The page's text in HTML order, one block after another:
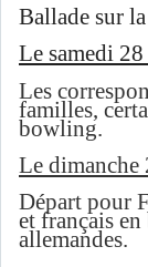
Ballade sur
Le samedi
Les
familles,
bowling.
Le
Départ pour
et français
allemandes.